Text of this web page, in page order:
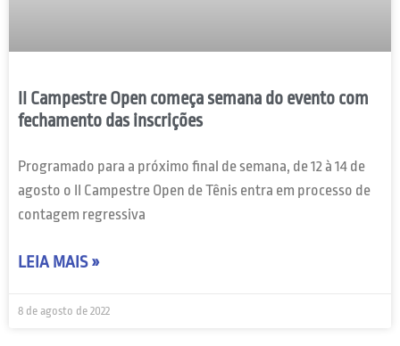
II Campestre Open começa semana do evento com
fechamento das inscrições
Programado para a próximo final de semana, de 12 à 14 de
agosto o II Campestre Open de Tênis entra em processo de
contagem regressiva
LEIA MAIS »
8 de agosto de 2022